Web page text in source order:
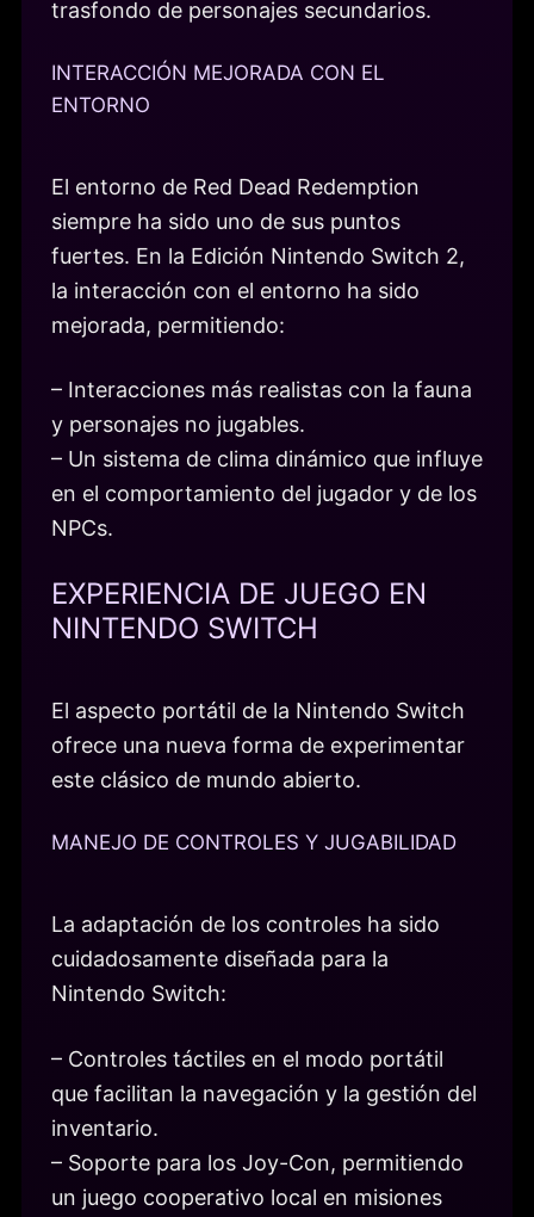
trasfondo de personajes secundarios.
INTERACCIÓN MEJORADA CON EL
ENTORNO
El entorno de Red Dead Redemption
siempre ha sido uno de sus puntos
fuertes. En la Edición Nintendo Switch 2,
la interacción con el entorno ha sido
mejorada, permitiendo:
– Interacciones más realistas con la fauna
y personajes no jugables.
– Un sistema de clima dinámico que influye
en el comportamiento del jugador y de los
NPCs.
EXPERIENCIA DE JUEGO EN
NINTENDO SWITCH
El aspecto portátil de la Nintendo Switch
ofrece una nueva forma de experimentar
este clásico de mundo abierto.
MANEJO DE CONTROLES Y JUGABILIDAD
La adaptación de los controles ha sido
cuidadosamente diseñada para la
Nintendo Switch:
– Controles táctiles en el modo portátil
que facilitan la navegación y la gestión del
inventario.
– Soporte para los Joy-Con, permitiendo
un juego cooperativo local en misiones